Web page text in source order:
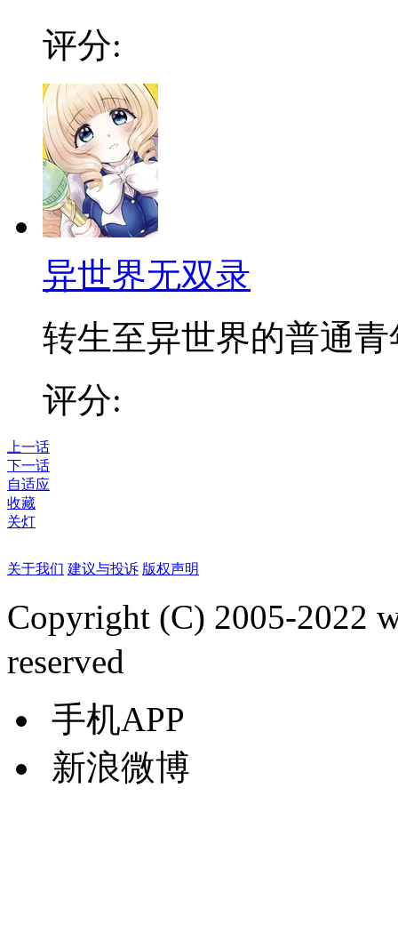
评分:
异世界无双录
转生至异世界的普通
评分:
上一话
下一话
自适应
收藏
关灯
关于我们 建议与投诉 版权声明
Copyright (C) 2005-2022
reserved
手机APP
新浪微博